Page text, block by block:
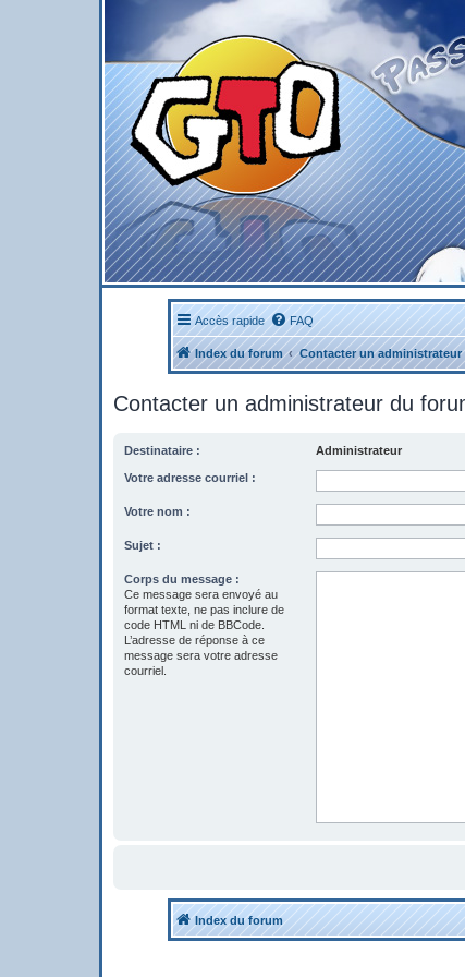
Accès rapide FAQ
Index du forum Contacter un
Contacter un administrateur du
Destinataire : Administrateur
Votre adresse courriel :
Votre nom :
Sujet :
Corps du message :
Ce message sera envoyé au
format texte, ne pas inclure de
code HTML ni de BBCode.
L’adresse de réponse à ce
message sera votre adresse
courriel.
Index du forum